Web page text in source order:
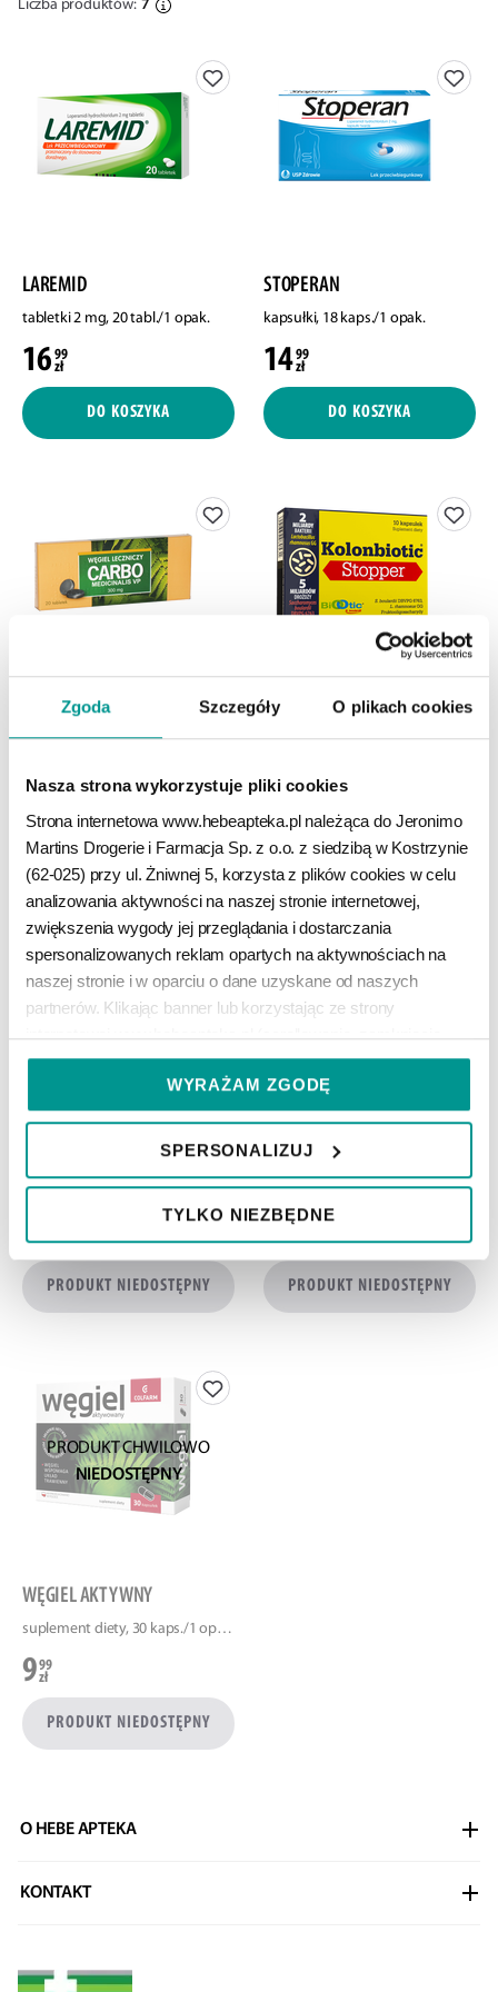
Zgoda Szczegóły O plikach cookies
Nasza strona wykorzystuje pliki cookies
Strona internetowa www.hebeapteka.pl należąca do Jeronimo
Martins Drogerie i Farmacja Sp. z o.o. z siedzibą w Kostrzynie
(62-025) przy ul. Żniwnej 5, korzysta z plików cookies w celu
analizowania aktywności na naszej stronie internetowej,
zwiększenia wygody jej przeglądania i dostarczania
spersonalizowanych reklam opartych na aktywnościach na
naszej stronie i w oparciu o dane uzyskane od naszych
partnerów. Klikając banner lub korzystając ze strony
internetowej www.hebeapteka.pl (scrollowanie, zamknięcie
komunikatu, kliknięcie na elementy na stronie internetowej
poza komunikatem) bez zmiany swoich ustawień w zakresie
prywatności, wyrażasz zgodę na zapisywanie plików cookies
na swoim urządzeniu, przetwarzanie danych zapisanych w
danych naszym partnerom. Wyrażenie zgody jest dobrowolne,
możesz ją w każdej chwili wycofać.
We work with 11 third parties
who may receive and
WYRAŻAM ZGODĘ
SPERSONALIZUJ
TYLKO NIEZBĘDNE
Liczba produktów: 7
LAREMID
tabletki 2 mg, 20 tabl./1 opak.
16 99
zł
DO KOSZYKA
STOPERAN
kapsułki, 18 kaps./1 opak.
1499
zł
DO KOSZYKA
WĘGIEL LECZNICZY 300 MG
999
DO KOSZYKA
KOLONBIOTIC STOPPER
1999
DO KOSZYKA
PRODUKT CHWILOWO
NIEDOSTĘPNY
suplement diety, 20 kaps./1 opak.
5zł
PRODUKT NIEDOSTĘPNY
PRODUKT CHWILOWO
NIEDOSTĘPNY
KOLONBIOTIC STOPPER
suplement diety, 10 tabl./1 opak.
21zł
PRODUKT NIEDOSTĘPNY
PRODUKT CHWILOWO
NIEDOSTĘPNY
WĘGIEL AKTYWNY
suplement diety, 30 kaps./1 opak.
999
zł
PRODUKT NIEDOSTĘPNY
O HEBE APTEKA
Polityka Prywatności
KONTAKT